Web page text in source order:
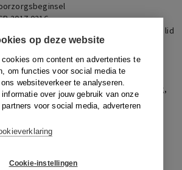
op deze website
cookies om content en advertenties te
om functies voor social media te
websiteverkeer te analyseren.
over jouw gebruik van onze
voor social media, adverteren
Cookie-instellingen
2017-0216
191 lid
milieutoets, weigering vergunning,
milieueffecrapport